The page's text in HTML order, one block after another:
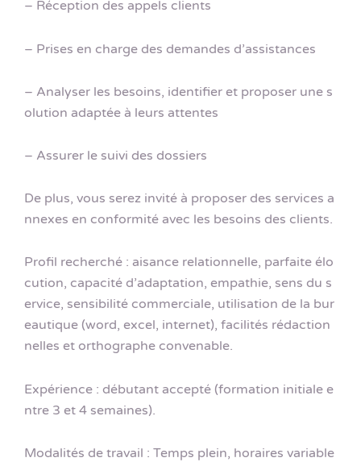
– Réception des appels clients
– Prises en charge des demandes d’assistances
– Analyser les besoins, identifier et proposer une s
olution adaptée à leurs attentes
– Assurer le suivi des dossiers
De plus, vous serez invité à proposer des services a
nnexes en conformité avec les besoins des clients.
Profil recherché : aisance relationnelle, parfaite élo
cution, capacité d’adaptation, empathie, sens du s
ervice, sensibilité commerciale, utilisation de la bur
eautique (word, excel, internet), facilités rédaction
nelles et orthographe convenable.
Expérience : débutant accepté (formation initiale e
ntre 3 et 4 semaines).
Modalités de travail : Temps plein, horaires variable